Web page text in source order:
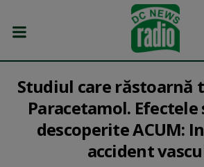
Studiul care răstoarnă
Paracetamol. Efectele
descoperite ACUM:
accident